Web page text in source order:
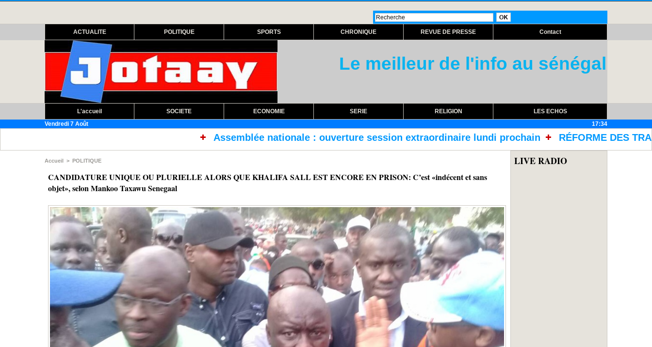
ACTUALITE POLITIQUE SPORTS CHRONIQUE REVUE DE PRESSE Contact
Le meilleur de l'info au sénégal
L'accueil SOCIETE ECONOMIE SERIE RELIGION
LES ECHOS
Vendredi 7 Août
17:34
Assemblée nationale : ouverture session extraordinaire lundi prochain RÉFORME DES TRAITEMENTS DANS LES
Accueil > POLITIQUE
CANDIDATURE UNIQUE OU PLURIELLE ALORS QUE KHALIFA SALL EST ENCORE EN PRISON: C’est «indécent et sans
objet», selon Mankoo Taxawu Senegaal
LIVE RADIO